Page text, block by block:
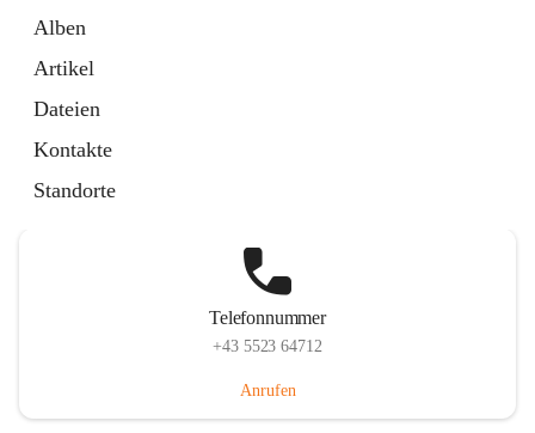
Alben
Artikel
Dateien
Kontakte
Standorte
Telefonnummer
+43 5523 64712
Anrufen